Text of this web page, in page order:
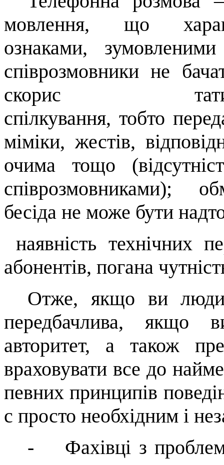
мовлення, що
ознаками,
співрозмовники не
скорис
спілкування, тобто
міміки, жестів,
очима тощо
співрозмовниками);
бесіда не може бути
наявність технічних
або­нентів, погана
Отже, якщо ви
передбачлива, якщо
авторитет, а також
враховувати все до
певних принципів
с просто необхідним і
-
Фахівці з